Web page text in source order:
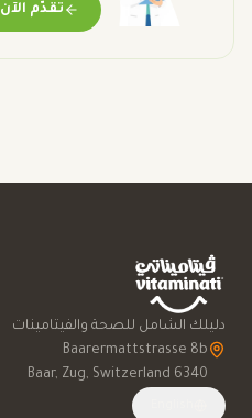
تقدّم الآن
دليلك الشامل للصحة والفيتامينات
6340 Baar, Zug, Switzerland